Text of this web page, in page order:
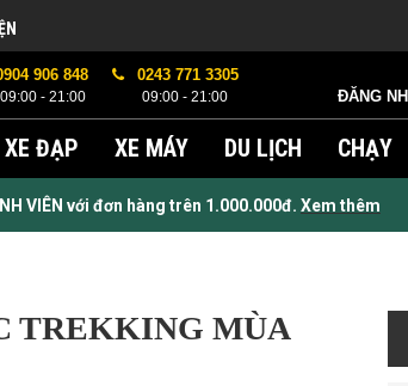
906 848
09:00 - 21:00
0243 771 3305
09:00 - 21:00 ĐĂNG
XE ĐẠP XE MÁY DU LỊCH CHẠY
VIÊN với đơn hàng trên 1.000.000đ. Xem thêm
TREKKING MÙA